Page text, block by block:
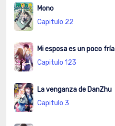
11.5
Capitulo 11
Capitulo
10.6
N/A
Capitulo
10.5
N/A
Capitulo 10
Mono
Capitulo 22
Mi esposa es un poco fría
Capitulo 123
La venganza de DanZhu
Capitulo 3